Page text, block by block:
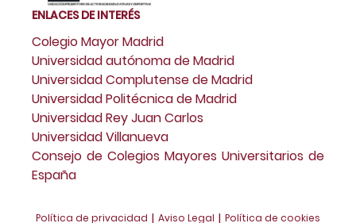
ENLACES DE INTERÉS
Colegio Mayor Madrid
Universidad autónoma de Madrid
Universidad Complutense de Madrid
Universidad Politécnica de Madrid
Universidad Rey Juan Carlos
Universidad Villanueva
Consejo de Colegios Mayores Universitarios de
España
Política de privacidad | Aviso Legal | Política de cookies